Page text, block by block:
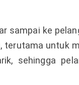
sampai ke
terutama untuk
sehingga